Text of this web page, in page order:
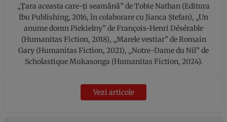
„Ţara aceasta care-ţi seamănă” de Tobie Nathan (Editura
Ibu Publishing, 2016, în colaborare cu Jianca Ştefan), „Un
anume domn Piekielny” de François-Henri Désérable
(Humanitas Fiction, 2018), „Marele vestiar” de Romain
Gary (Humanitas Fiction, 2021), „Notre-Dame du Nil” de
Scholastique Mukasonga (Humanitas Fiction, 2024).
Vezi articole